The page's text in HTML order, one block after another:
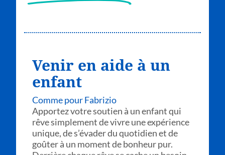
Venir en aide à un
enfant
Comme pour Fabrizio
Apportez votre soutien à un enfant qui
rêve simplement de vivre une expérience
unique, de s’évader du quotidien et de
goûter à un moment de bonheur pur.